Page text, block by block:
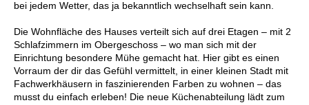
bei jedem Wetter, das ja bekanntlich wechselhaft sein kann.
Die Wohnfläche des Hauses verteilt sich auf drei Etagen – mit 2
Schlafzimmern im Obergeschoss – wo man sich mit der
Einrichtung besondere Mühe gemacht hat. Hier gibt es einen
Vorraum der dir das Gefühl vermittelt, in einer kleinen Stadt mit
Fachwerkhäusern in faszinierenden Farben zu wohnen – das
musst du einfach erleben! Die neue Küchenabteilung lädt zum